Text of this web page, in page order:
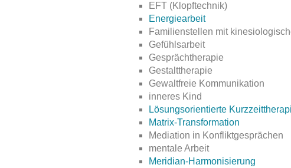
EFT (Klopftechnik)
Energiearbeit
Familienstellen mit
Gefühlsarbeit
Gesprächtherapie
Gestalttherapie
Gewaltfreie Kommunikation
inneres Kind
Lösungsorientierte
Matrix-Transformation
Mediation in Konfliktgesprächen
mentale Arbeit
Meridian-Harmonisierung